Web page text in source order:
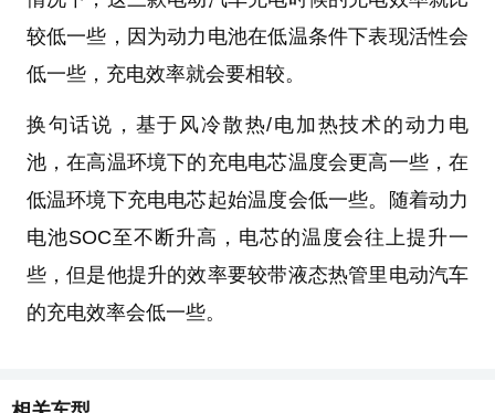
较低一些，因为动力电池在低温条件下表现活性会
低一些，充电效率就会要相较。
换句话说，基于风冷散热/电加热技术的动力电
池，在高温环境下的充电电芯温度会更高一些，在
低温环境下充电电芯起始温度会低一些。随着动力
电池SOC至不断升高，电芯的温度会往上提升一
些，但是他提升的效率要较带液态热管里电动汽车
的充电效率会低一些。